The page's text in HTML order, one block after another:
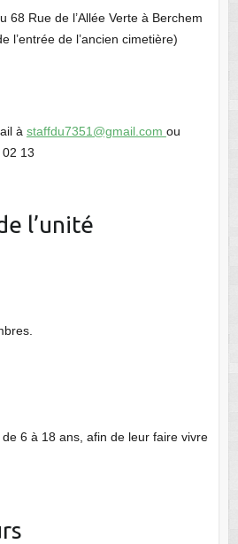
68 Rue de l’Allée Verte à Berchem
l’entrée de l’ancien cimetière)
à staffdu7351@gmail.com ou
13
l’unité
6 à 18 ans, afin de leur faire vivre